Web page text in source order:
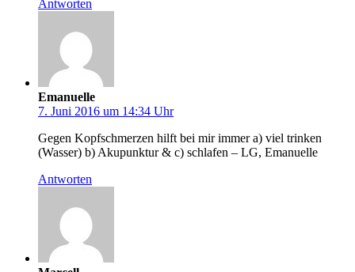
Antworten
Emanuelle
7. Juni 2016 um 14:34 Uhr
Gegen Kopfschmerzen hilft bei mir immer a) viel trinken
(Wasser) b) Akupunktur & c) schlafen – LG, Emanuelle
Antworten